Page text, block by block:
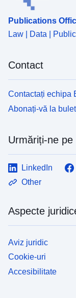
Publications
Law | Data |
Contact
Contactați echipa
Abonați-vă la
Urmăriți-ne pe
LinkedIn
Other
Aspecte
Aviz juridic
Cookie-uri
Accesibilitate